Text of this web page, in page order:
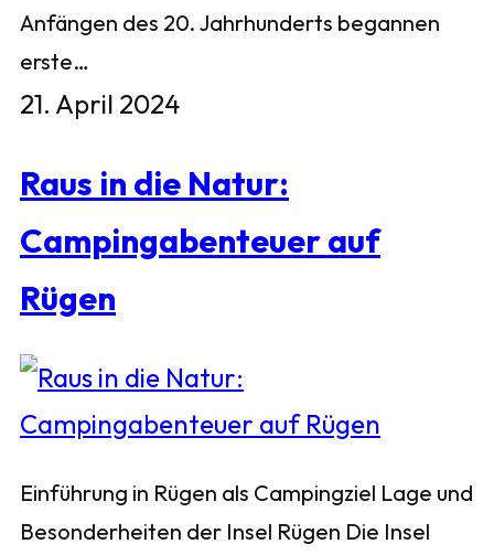
Anfängen des 20. Jahrhunderts begannen
erste…
21. April 2024
Raus in die Natur:
Campingabenteuer auf
Rügen
Einführung in Rügen als Campingziel Lage und
Besonderheiten der Insel Rügen Die Insel